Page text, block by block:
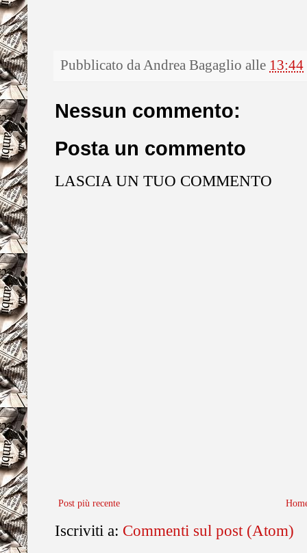
Pubblicato daAndrea Bagaglio alle 13:44
Nessun commento:
Posta un commento
LASCIA UN TUO COMMENTO
Post più recente
Iscriviti a: Commenti sul post (Atom)